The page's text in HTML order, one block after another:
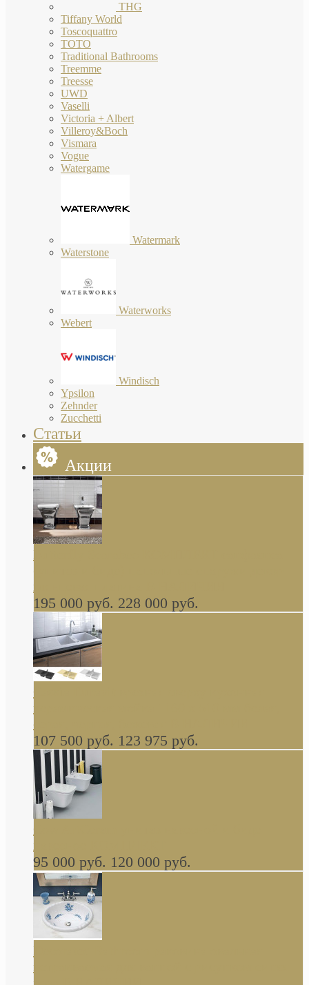
THG
Tiffany World
Toscoquattro
TOTO
Traditional Bathrooms
Treemme
Treesse
UWD
Vaselli
Victoria + Albert
Villeroy&Boch
Vismara
Vogue
Watergame
Watermark
Waterstone
Waterworks
Webert
Windisch
Ypsilon
Zehnder
Zucchetti
Статьи
Акции
Butterfly Scarabeo КОМПЛЕКТ санфаянса
глянцевая платина В НАЛИЧИИ
195 000 руб. 228 000 руб.
керамическая мойка 1160 x 510 мм белая,
серая, черная, бежевая В НАЛИЧИИ
107 500 руб. 123 975 руб.
навесное КОМПЛЕКТ
95 000 руб. 120 000 руб.
Decorated Bathroom раковина овальная
встраиваемая для ванной с рисунком синяя